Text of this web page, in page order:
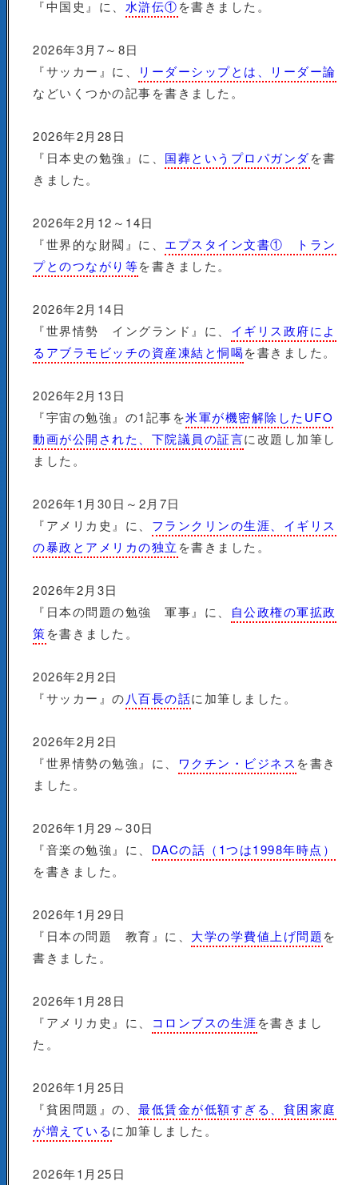
『中国史』に、 水滸伝①を書きました。
2026年3月7～8日
『サッカー』に、
リーダーシップとは、リーダー論
などいくつかの記事を書きました。
2026年2月28日
『日本史の勉強』に、 国葬というプロパガンダを書
きました。
2026年2月12～14日
『世界的な財閥』に、 エプスタイン文書① トラン
プとのつながり等を書きました。
2026年2月14日
『世界情勢 イングランド』に、 イギリス政府によ
るアブラモビッチの資産凍結と恫喝を書きました。
2026年2月13日
『宇宙の勉強』の1記事を米軍が機密解除したUFO
動画が公開された、下院議員の証言に改題し加筆し
ました。
2026年1月30日～2月7日
『アメリカ史』に、 フランクリンの生涯、イギリス
の暴政とアメリカの独立 を書きました。
2026年2月3日
『日本の問題の勉強 軍事』に、
自公政権の軍拡政
策を書きました。
2026年2月2日
『サッカー』の八百長の話に加筆しました。
2026年2月2日
『世界情勢の勉強』に、
ワクチン・ビジネス を書き
ました。
2026年1月29～30日
『音楽の勉強』に、 DACの話（1つは1998年時点）
を書きました。
2026年1月29日
『日本の問題 教育』に、 大学の学費値上げ問題 を
書きました。
2026年1月28日
『アメリカ史』に、
コロンブスの生涯を書きまし
た。
2026年1月25日
『貧困問題』の、 最低賃金が低額すぎる、貧困家庭
が増えているに加筆しました。
2026年1月25日